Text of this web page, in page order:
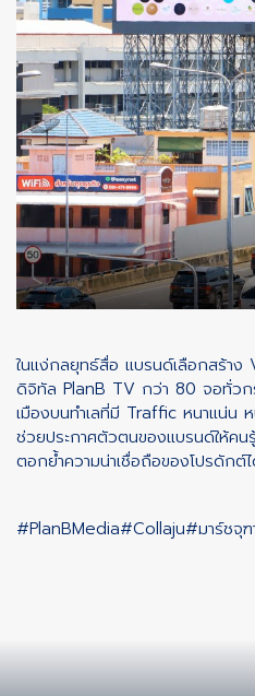
ในแง่กลยุทธ์สื่อ แบรนด์เลือกสร้าง
ดิจิทัล PlanB TV กว่า 80 จอทั่วก
เมืองบนทำเลที่มี Traffic หนาแน่น
ช่วยประกาศตัวตนของแบรนด์ให้คน
ตอกย้ำความน่าเชื่อถือของโปรดักต์
#PlanBMedia#Collaju#มาร์ชจุ